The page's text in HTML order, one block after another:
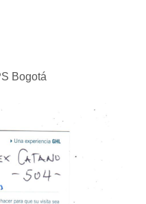
Bogotá